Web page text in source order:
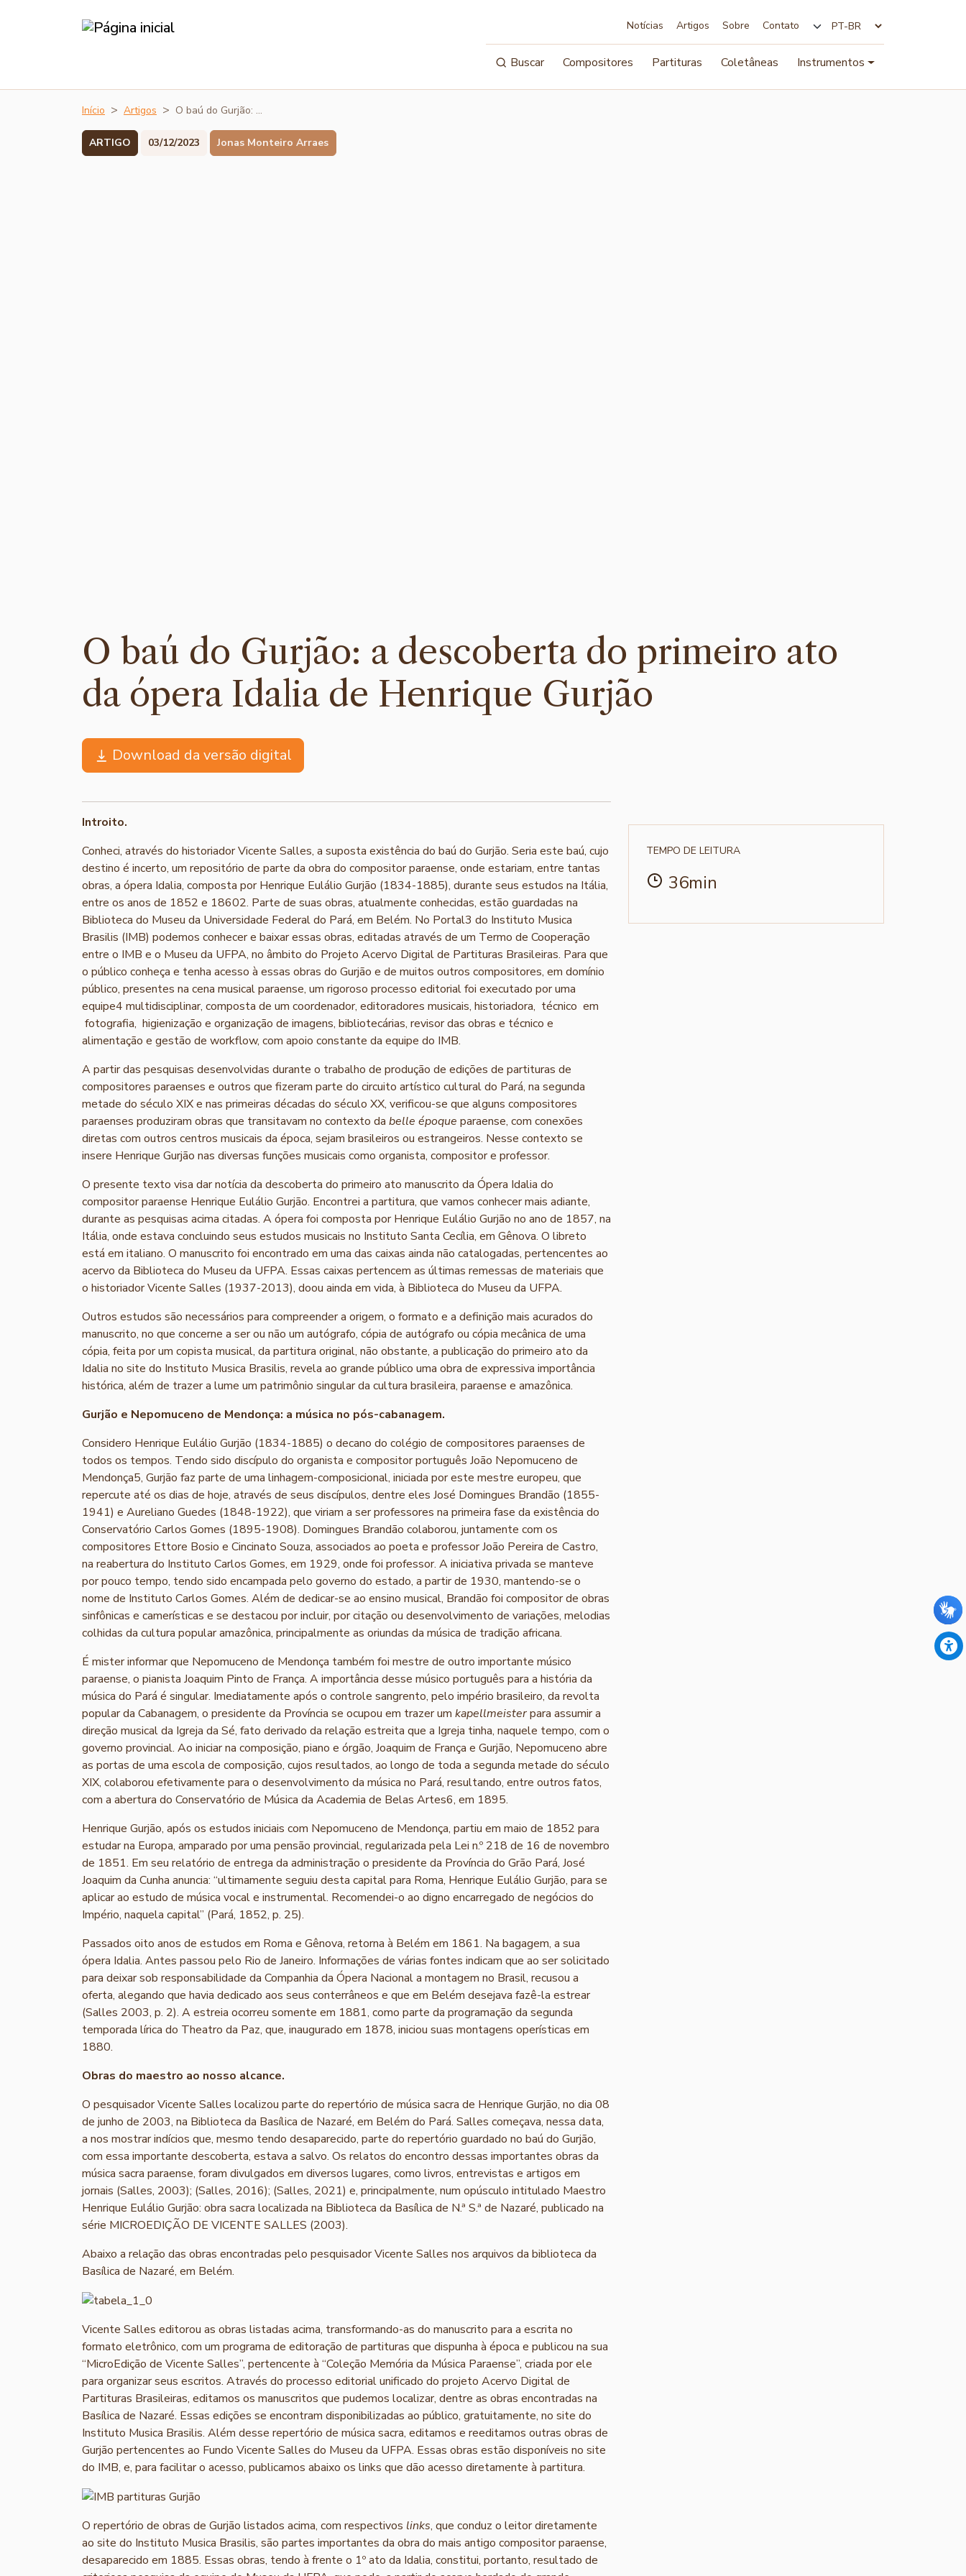
Notícias Artigos Sobre Contato
Buscar Compositores Partituras Coletâneas Instrumentos
Início Artigos O baú do Gurjão: …
ARTIGO 03/12/2023 Jonas Monteiro Arraes
O baú do Gurjão: a descoberta do primeiro ato
da ópera Idalia de Henrique Gurjão
Download da versão digital
Introito.
Conheci, através do historiador Vicente Salles, a suposta existência do baú do Gurjão. Seria este baú, cujo
destino é incerto, um repositório de parte da obra do compositor paraense, onde estariam, entre tantas
obras, a ópera Idalia, composta por Henrique Eulálio Gurjão (1834-1885), durante seus estudos na Itália,
entre os anos de 1852 e 18602. Parte de suas obras, atualmente conhecidas, estão guardadas na
Biblioteca do Museu da Universidade Federal do Pará, em Belém. No Portal3 do Instituto Musica
Brasilis (IMB) podemos conhecer e baixar essas obras, editadas através de um Termo de Cooperação
entre o IMB e o Museu da UFPA, no âmbito do Projeto Acervo Digital de Partituras Brasileiras. Para que
o público conheça e tenha acesso à essas obras do Gurjão e de muitos outros compositores, em domínio
público, presentes na cena musical paraense, um rigoroso processo editorial foi executado por uma
equipe4 multidisciplinar, composta de um coordenador, editoradores musicais, historiadora, técnico em
fotografia, higienização e organização de imagens, bibliotecárias, revisor das obras e técnico e
alimentação e gestão de workflow, com apoio constante da equipe do IMB.
A partir das pesquisas desenvolvidas durante o trabalho de produção de edições de partituras de
compositores paraenses e outros que fizeram parte do circuito artístico cultural do Pará, na segunda
metade do século XIX e nas primeiras décadas do século XX, verificou-se que alguns compositores
paraenses produziram obras que transitavam no contexto da belle époque paraense, com conexões
diretas com outros centros musicais da época, sejam brasileiros ou estrangeiros. Nesse contexto se
insere Henrique Gurjão nas diversas funções musicais como organista, compositor e professor.
O presente texto visa dar notícia da descoberta do primeiro ato manuscrito da Ópera Idalia do
compositor paraense Henrique Eulálio Gurjão. Encontrei a partitura, que vamos conhecer mais adiante,
durante as pesquisas acima citadas. A ópera foi composta por Henrique Eulálio Gurjão no ano de 1857, na
Itália, onde estava concluindo seus estudos musicais no Instituto Santa Cecília, em Gênova. O libreto
está em italiano. O manuscrito foi encontrado em uma das caixas ainda não catalogadas, pertencentes ao
acervo da Biblioteca do Museu da UFPA. Essas caixas pertencem as últimas remessas de materiais que
o historiador Vicente Salles (1937-2013), doou ainda em vida, à Biblioteca do Museu da UFPA.
Outros estudos são necessários para compreender a origem, o formato e a definição mais acurados do
manuscrito, no que concerne a ser ou não um autógrafo, cópia de autógrafo ou cópia mecânica de uma
cópia, feita por um copista musical, da partitura original, não obstante, a publicação do primeiro ato da
Idalia no site do Instituto Musica Brasilis, revela ao grande público uma obra de expressiva importância
histórica, além de trazer a lume um patrimônio singular da cultura brasileira, paraense e amazônica.
Gurjão e Nepomuceno de Mendonça: a música no pós-cabanagem.
Considero Henrique Eulálio Gurjão (1834-1885) o decano do colégio de compositores paraenses de
todos os tempos. Tendo sido discípulo do organista e compositor português João Nepomuceno de
Mendonça5, Gurjão faz parte de uma linhagem-composicional, iniciada por este mestre europeu, que
repercute até os dias de hoje, através de seus discípulos, dentre eles José Domingues Brandão (1855-
1941) e Aureliano Guedes (1848-1922), que viriam a ser professores na primeira fase da existência do
Conservatório Carlos Gomes (1895-1908). Domingues Brandão colaborou, juntamente com os
compositores Ettore Bosio e Cincinato Souza, associados ao poeta e professor João Pereira de Castro,
na reabertura do Instituto Carlos Gomes, em 1929, onde foi professor. A iniciativa privada se manteve
por pouco tempo, tendo sido encampada pelo governo do estado, a partir de 1930, mantendo-se o
nome de Instituto Carlos Gomes. Além de dedicar-se ao ensino musical, Brandão foi compositor de obras
sinfônicas e camerísticas e se destacou por incluir, por citação ou desenvolvimento de variações, melodias
colhidas da cultura popular amazônica, principalmente as oriundas da música de tradição africana.
É mister informar que Nepomuceno de Mendonça também foi mestre de outro importante músico
paraense, o pianista Joaquim Pinto de França. A importância desse músico português para a história da
música do Pará é singular. Imediatamente após o controle sangrento, pelo império brasileiro, da revolta
popular da Cabanagem, o presidente da Província se ocupou em trazer um kapellmeisterpara assumir a
direção musical da Igreja da Sé, fato derivado da relação estreita que a Igreja tinha, naquele tempo, com o
governo provincial. Ao iniciar na composição, piano e órgão, Joaquim de França e Gurjão, Nepomuceno abre
as portas de uma escola de composição, cujos resultados, ao longo de toda a segunda metade do século
XIX, colaborou efetivamente para o desenvolvimento da música no Pará, resultando, entre outros fatos,
com a abertura do Conservatório de Música da Academia de Belas Artes6, em 1895.
Henrique Gurjão, após os estudos iniciais com Nepomuceno de Mendonça, partiu em maio de 1852 para
estudar na Europa, amparado por uma pensão provincial, regularizada pela Lei n.º 218 de 16 de novembro
de 1851. Em seu relatório de entrega da administração o presidente da Província do Grão Pará, José
Joaquim da Cunha anuncia: “ultimamente seguiu desta capital para Roma, Henrique Eulálio Gurjão, para se
aplicar ao estudo de música vocal e instrumental. Recomendei-o ao digno encarregado de negócios do
Império, naquela capital” (Pará, 1852, p. 25).
Passados oito anos de estudos em Roma e Gênova, retorna à Belém em 1861. Na bagagem, a sua
ópera Idalia. Antes passou pelo Rio de Janeiro. Informações de várias fontes indicam que ao ser solicitado
para deixar sob responsabilidade da Companhia da Ópera Nacional a montagem no Brasil, recusou a
oferta, alegando que havia dedicado aos seus conterrâneos e que em Belém desejava fazê-la estrear
(Salles 2003, p. 2). A estreia ocorreu somente em 1881, como parte da programação da segunda
temporada lírica do Theatro da Paz, que, inaugurado em 1878, iniciou suas montagens operísticas em
1880.
Obras do maestro ao nosso alcance.
O pesquisador Vicente Salles localizou parte do repertório de música sacra de Henrique Gurjão, no dia 08
de junho de 2003, na Biblioteca da Basílica de Nazaré, em Belém do Pará. Salles começava, nessa data,
a nos mostrar indícios que, mesmo tendo desaparecido, parte do repertório guardado no baú do Gurjão,
com essa importante descoberta, estava a salvo. Os relatos do encontro dessas importantes obras da
música sacra paraense, foram divulgados em diversos lugares, como livros, entrevistas e artigos em
jornais (Salles, 2003); (Salles, 2016); (Salles, 2021) e, principalmente, num opúsculo intitulado Maestro
Henrique Eulálio Gurjão: obra sacra localizada na Biblioteca da Basílica de N.ª S.ª de Nazaré, publicado na
série MICROEDIÇÃO DE VICENTE SALLES (2003).
Abaixo a relação das obras encontradas pelo pesquisador Vicente Salles nos arquivos da biblioteca da
Basílica de Nazaré, em Belém.
Vicente Salles editorou as obras listadas acima, transformando-as do manuscrito para a escrita no
formato eletrônico, com um programa de editoração de partituras que dispunha à época e publicou na sua
“MicroEdição de Vicente Salles”, pertencente à “Coleção Memória da Música Paraense”, criada por ele
para organizar seus escritos. Através do processo editorial unificado do projeto Acervo Digital de
Partituras Brasileiras, editamos os manuscritos que pudemos localizar, dentre as obras encontradas na
Basílica de Nazaré. Essas edições se encontram disponibilizadas ao público, gratuitamente, no site do
Instituto Musica Brasilis. Além desse repertório de música sacra, editamos e reeditamos outras obras de
Gurjão pertencentes ao Fundo Vicente Salles do Museu da UFPA. Essas obras estão disponíveis no site
do IMB, e, para facilitar o acesso, publicamos abaixo os links que dão acesso diretamente à partitura.
O repertório de obras de Gurjão listados acima, com respectivos links, que conduz o leitor diretamente
ao site do Instituto Musica Brasilis, são partes importantes da obra do mais antigo compositor paraense,
desaparecido em 1885. Essas obras, tendo à frente o 1º ato da Idalia, constitui, portanto, resultado de
TEMPO DE LEITURA
36min